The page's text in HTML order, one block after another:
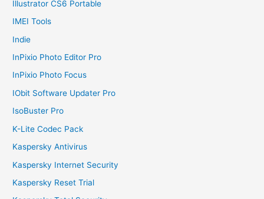
Illustrator CS6 Portable
IMEI Tools
Indie
InPixio Photo Editor Pro
InPixio Photo Focus
IObit Software Updater Pro
IsoBuster Pro
K-Lite Codec Pack
Kaspersky Antivirus
Kaspersky Internet Security
Kaspersky Reset Trial